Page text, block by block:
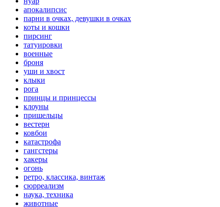
апокалипсис
парни в очках, девушки в очках
коты и кошки
пирсинг
татуировки
военные
броня
уши и хвост
клыки
рога
принцы и принцессы
клоуны
пришельцы
вестерн
ковбои
катастрофа
гангстеры
хакеры
огонь
ретро, классика, винтаж
сюрреализм
наука, техника
животные